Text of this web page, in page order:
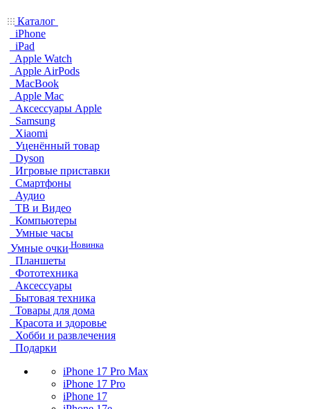
Каталог
iPhone
iPad
Apple Watch
Apple AirPods
MacBook
Apple Mac
Аксессуары Apple
Samsung
Xiaomi
Уценённый товар
Dyson
Игровые приставки
Смартфоны
Аудио
ТВ и Видео
Компьютеры
Умные часы
Умные очки Новинка
Планшеты
Фототехника
Аксессуары
Бытовая техника
Товары для дома
Красота и здоровье
Хобби и развлечения
Подарки
iPhone 17 Pro Max
iPhone 17 Pro
iPhone 17